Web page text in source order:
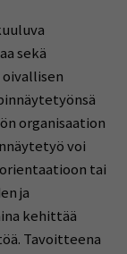
sekä
organisaation
voi
tai
ja
kehittää
Tavoitteena